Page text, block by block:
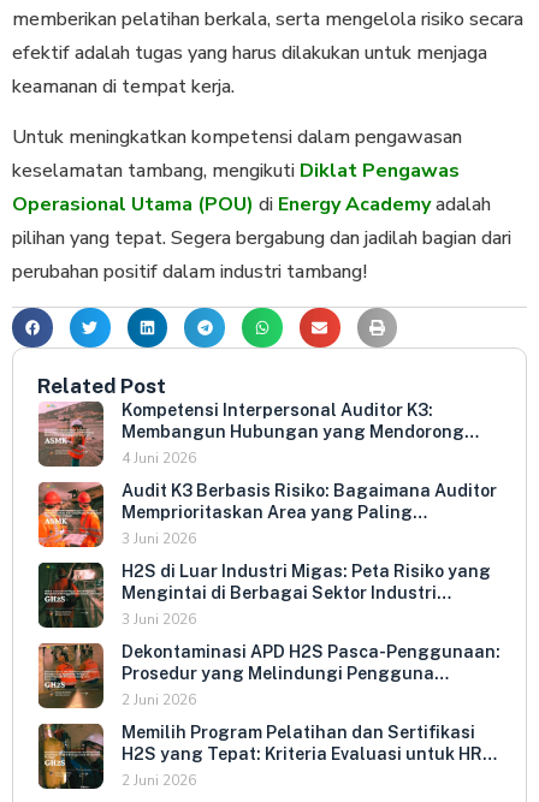
memberikan pelatihan berkala, serta mengelola risiko secara
efektif adalah tugas yang harus dilakukan untuk menjaga
keamanan di tempat kerja.
Untuk meningkatkan kompetensi dalam pengawasan
keselamatan tambang, mengikuti Diklat Pengawas
Operasional Utama (POU) di Energy Academyadalah
pilihan yang tepat. Segera bergabung dan jadilah bagian dari
perubahan positif dalam industri tambang!
Related Post
Kompetensi Interpersonal Auditor K3:
Membangun Hubungan yang Mendorong
Keterbukaan dan Kepatuhan Sukarela
4 Juni 2026
Audit K3 Berbasis Risiko: Bagaimana Auditor
Memprioritaskan Area yang Paling
Menentukan Kepatuhan Perusahaan
3 Juni 2026
H2S di Luar Industri Migas: Peta Risiko yang
Mengintai di Berbagai Sektor Industri
Indonesia
3 Juni 2026
Dekontaminasi APD H2S Pasca-Penggunaan:
Prosedur yang Melindungi Pengguna
Berikutnya dan Memperpanjang Umur
2 Juni 2026
Memilih Program Pelatihan dan Sertifikasi
H2S yang Tepat: Kriteria Evaluasi untuk HR
dan HSE Manager
2 Juni 2026